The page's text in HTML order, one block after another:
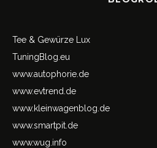
Tee & Gewürze Lux
TuningBlog.eu
www.autophorie.de
www.evtrend.de
www.kleinwagenblog.de
www.smartpit.de
www.wug.info